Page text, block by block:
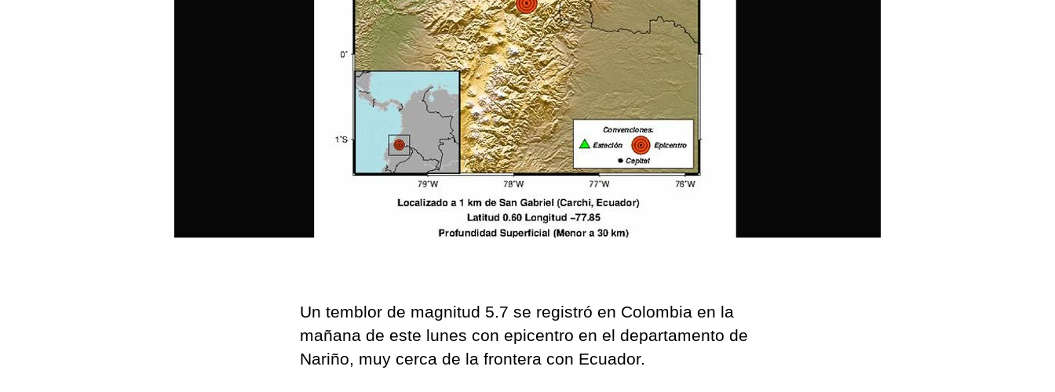
reportan
más
sismos
Un temblor de magnitud 5.7 se registró en Colombia en la
mañana de este lunes con epicentro en el departamento de
Nariño, muy cerca de la frontera con Ecuador.